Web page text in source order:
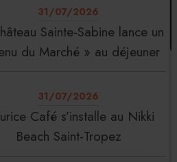
31/07/2026
Sainte-Sabine lance un
du Marché » au déjeuner
31/07/2026
Café s’installe au Nikki
Beach Saint-Tropez